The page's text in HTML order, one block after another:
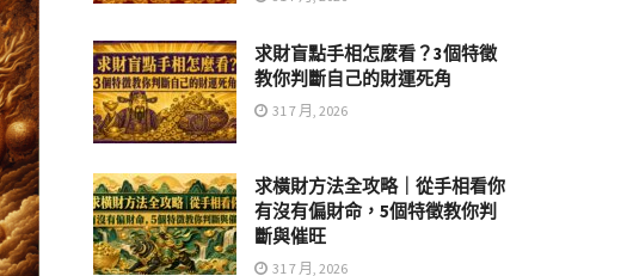
求財盲點手相怎麼看？3個特徵
教你判斷自己的財運死角
31 7 月, 2026
求橫財方法全攻略｜從手相看你
有沒有偏財命，5個特徵教你判
斷與催旺
31 7 月, 2026